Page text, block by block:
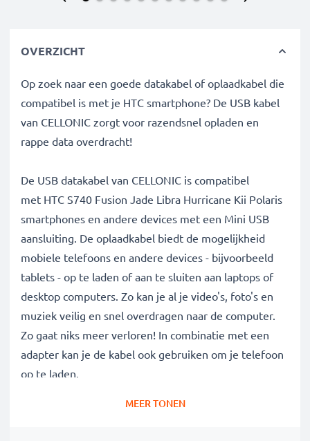
OVERZICHT
Op zoek naar een goede datakabel of oplaadkabel die
compatibel is met je HTC smartphone? De USB kabel
van CELLONIC zorgt voor razendsnel opladen en
rappe data overdracht!
De USB datakabel van CELLONIC is compatibel
met HTC S740 Fusion Jade Libra Hurricane Kii Polaris
smartphones en andere devices met een Mini USB
aansluiting. De oplaadkabel biedt de mogelijkheid
mobiele telefoons en andere devices - bijvoorbeeld
tablets - op te laden of aan te sluiten aan laptops of
desktop computers. Zo kan je al je video's, foto's en
muziek veilig en snel overdragen naar de computer.
Zo gaat niks meer verloren! In combinatie met een
adapter kan je de kabel ook gebruiken om je telefoon
op te laden.
MEER TONEN